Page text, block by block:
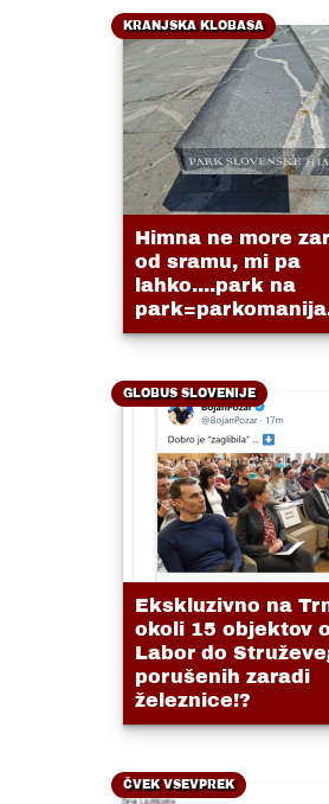
KRANJSKA KLOBASA
Himna ne more
od sramu, mi pa
lahko....park na
GLOBUS SLOVENIJE
Ekskluzivno na
okoli 15 objektov
Labor do
porušenih zaradi
železnice!?
ČVEK VSEVPREK